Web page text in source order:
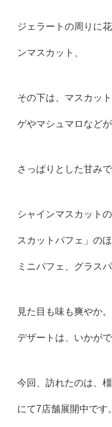
ジェラートの周りに
ンマスカット、
その下は、マスカッ
ゲやマシュマロなど
さっぱりとした甘み
シャインマスカット
スカットパフェ」の
ミニパフェ、グラス
見た目も味も爽やか
デザートは、いかが
今回、訪れたのは、
にて7店舗展開中です。